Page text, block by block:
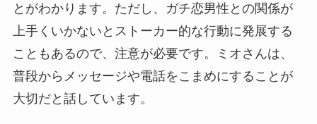
とがわかります。ただし、ガチ恋男性との関係が
上手くいかないとストーカー的な行動に発展する
こともあるので、注意が必要です。ミオさんは、
普段からメッセージや電話をこまめにすることが
大切だと話しています。